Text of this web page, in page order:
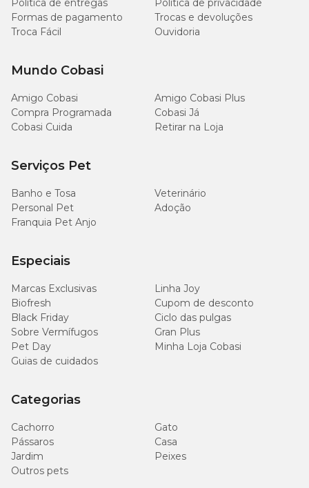
Fezes moles;
Diarreia;
Inapetência.
Lembrando que essas reações são geralmente transitórias e tendem
a desaparecer com a interrupção ou final do tratamento.
Política de entregas
Política de privacidade
Formas de pagamento
Trocas e devoluções
Troca Fácil
Ouvidoria
Mundo Cobasi
Amigo Cobasi
Amigo Cobasi Plus
Compra Programada
Cobasi Já
Cobasi Cuida
Retirar na Loja
Serviços Pet
Banho e Tosa
Veterinário
Personal Pet
Adoção
Franquia Pet Anjo
Especiais
Marcas Exclusivas
Linha Joy
Biofresh
Cupom de desconto
Black Friday
Ciclo das pulgas
Sobre Vermífugos
Gran Plus
Pet Day
Minha Loja Cobasi
Guias de cuidados
Categorias
Cachorro
Gato
Pássaros
Casa
Jardim
Peixes
Outros pets